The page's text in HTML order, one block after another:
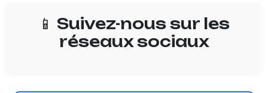
📱 Suivez-nous sur les
réseaux sociaux